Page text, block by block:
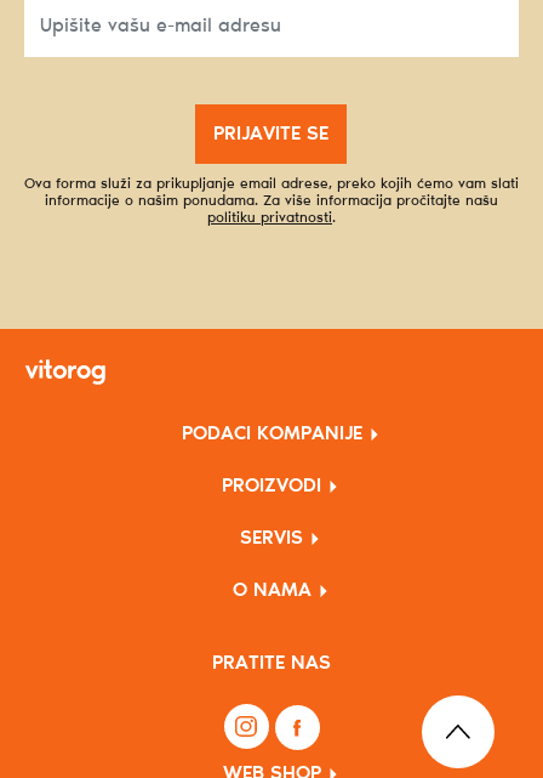
PRIJAVITE SE
Ova forma služi za prikupljanje email adrese, preko kojih ćemo vam slati
informacije o našim ponudama. Za više informacija pročitajte našu
politiku privatnosti.
PODACI KOMPANIJE
PROIZVODI
SERVIS
O NAMA
PRATITE NAS